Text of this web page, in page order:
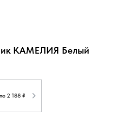
КАМЕЛИЯ Белый
2 188 ₽